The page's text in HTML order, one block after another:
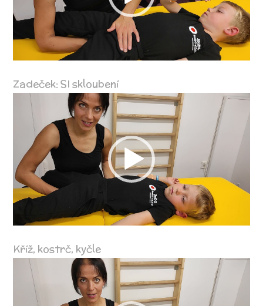
Zadeček: SI skloubení
Video
přehrávač
Kříž, kostrč, kyčle
Video
přehrávač